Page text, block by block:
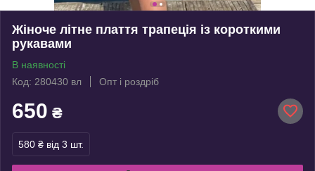
Жіноче літне плаття трапеція із короткими
рукавами
В наявності
Код: 280430 вл
Опт і роздріб
650 ₴
580 ₴ від 3 шт.